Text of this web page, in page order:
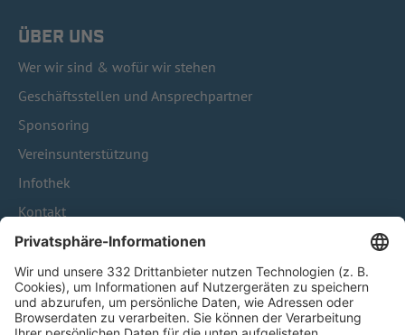
ÜBER UNS
Wer wir sind & wofür wir stehen
Geschäftsstellen und Ansprechpartner
Sponsoring
Vereinsunterstützung
Infothek
Kontakt
HÄUFIG BESUCHTE SEITEN
Pässe und Vereinswechsel
Trainerausbildung